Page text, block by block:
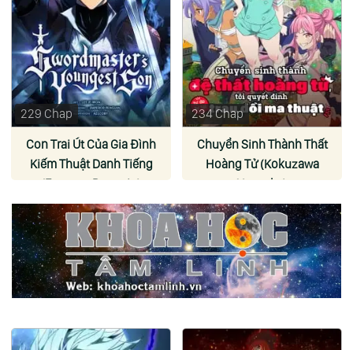
229 Chap
Con Trai Út Của Gia Đình
Kiếm Thuật Danh Tiếng
(Emperor Penguin)
234 Chap
Chuyển Sinh Thành Thất
Hoàng Tử (Kokuzawa
Yousuke)